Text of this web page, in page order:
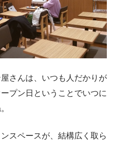
さんは、いつも人だかりが
プン日ということでいつに
スペースが、結構広く取ら